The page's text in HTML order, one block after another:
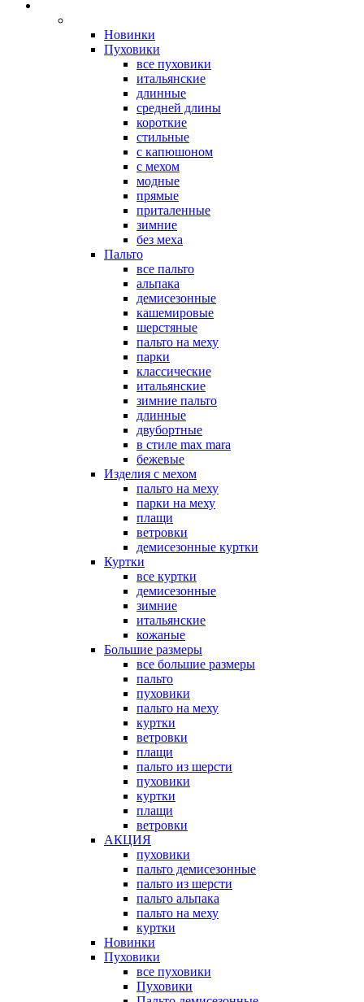
Новинки
Пуховики
все пуховики
итальянские
длинные
средней длины
короткие
стильные
с капюшоном
с мехом
модные
прямые
приталенные
зимние
без меха
Пальто
все пальто
альпака
демисезонные
кашемировые
шерстяные
пальто на меху
парки
классические
итальянские
зимние пальто
длинные
двубортные
в стиле max mara
бежевые
Изделия с мехом
пальто на меху
парки на меху
плащи
ветровки
демисезонные куртки
Куртки
все куртки
демисезонные
зимние
итальянские
кожаные
Большие размеры
все большие размеры
пальто
пуховики
пальто на меху
куртки
ветровки
плащи
пальто из шерсти
пуховики
куртки
плащи
ветровки
АКЦИЯ
пуховики
пальто демисезонные
пальто из шерсти
пальто альпака
пальто на меху
куртки
Новинки
Пуховики
все пуховики
Пуховики